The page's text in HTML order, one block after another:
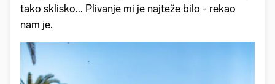
tako sklisko... Plivanje mi je najteže bilo - rekao
nam je.